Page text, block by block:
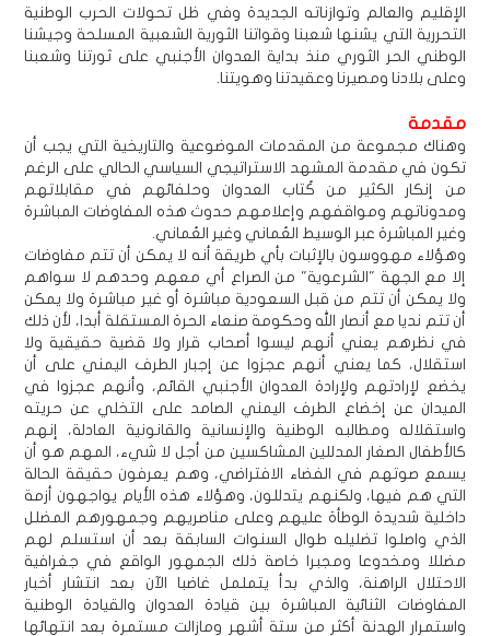
الإقليم والعالم وتوازناته الجديدة وفي ظل تحولات الحرب الوطنية
التحررية التي يشنها شعبنا وقواتنا الثورية الشعبية المسلحة وجيشنا
الوطني الحر الثوري منذ بداية العدوان الأجنبي على ثورتنا وشعبنا
وعلى بلادنا ومصيرنا وعقيدتنا وهويتنا.
مقدمة
وهناك مجموعة من المقدمات الموضوعية والتاريخية التي يجب أن
تكون في مقدمة المشهد الاستراتيجي السياسي الحالي على الرغم
من إنكار الكثير من كُتاب العدوان وحلفائهم في مقابلاتهم
ومدوناتهم ومواقفهم وإعلامهم حدوث هذه المفاوضات المباشرة
وغير المباشرة عبر الوسيط العُماني وغير العُماني.
وهؤلاء مهووسون بالإثبات بأي طريقة أنه لا يمكن أن تتم مفاوضات
إلا مع الجهة "الشرعوية" من الصراع أي معهم وحدهم لا سواهم
ولا يمكن أن تتم من قبل السعودية مباشرة أو غير مباشرة ولا يمكن
أن تتم نديا مع أنصار الله وحكومة صنعاء الحرة المستقلة أبدا، لأن ذلك
في نظرهم يعني أنهم ليسوا أصحاب قرار ولا قضية حقيقية ولا
استقلال، كما يعني أنهم عجزوا عن إجبار الطرف اليمني على أن
يخضع لإرادتهم ولإرادة العدوان الأجنبي القائم، وأنهم عجزوا في
الميدان عن إخضاع الطرف اليمني الصامد على التخلي عن حريته
واستقلاله ومطالبه الوطنية والإنسانية والقانونية العادلة، إنهم
كالأطفال الصغار المدللين المشاكسين من أجل لا شيء، المهم هو أن
يسمع صوتهم في الفضاء الافتراضي، وهم يعرفون حقيقة الحالة
التي هم فيها، ولكنهم يتدللون، وهؤلاء هذه الأيام يواجهون أزمة
داخلية شديدة الوطأة عليهم وعلى مناصريهم وجمهورهم المضلل
الذي واصلوا تضليله طوال السنوات السابقة بعد أن استسلم لهم
مضللا ومخدوعا ومجبرا خاصة ذلك الجمهور الواقع في جغرافية
الاحتلال الراهنة، والذي بدأ يتململ غاضبا الآن بعد انتشار أخبار
المفاوضات الثنائية المباشرة بين قيادة العدوان والقيادة الوطنية
واستمرار الهدنة أكثر من ستة أشهر ومازالت مستمرة بعد انتهائها